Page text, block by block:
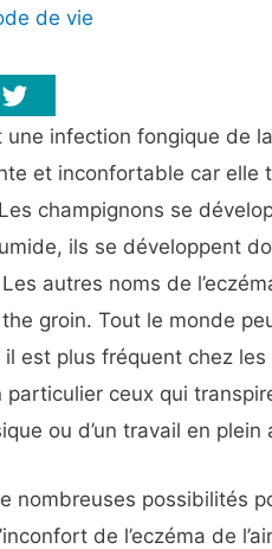
de vie
une infection fongique de
et inconfortable car elle
champignons se
ils se développent
autres noms de
groin. Tout le monde
il est plus fréquent chez
particulier ceux qui
ou d’un travail en plein
nombreuses possibilités
de l’eczéma de